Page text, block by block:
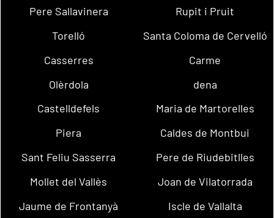
Pere Sallavinera
Rupit i Pruit
Torelló
Santa Coloma de Cervelló
Casserres
Carme
Olèrdola
dena
Castelldefels
Maria de Martorelles
Piera
Caldes de Montbui
Sant Feliu Sasserra
Pere de Riudebitlles
Mollet del Vallès
Joan de Vilatorrada
Jaume de Frontanyà
Iscle de Vallalta